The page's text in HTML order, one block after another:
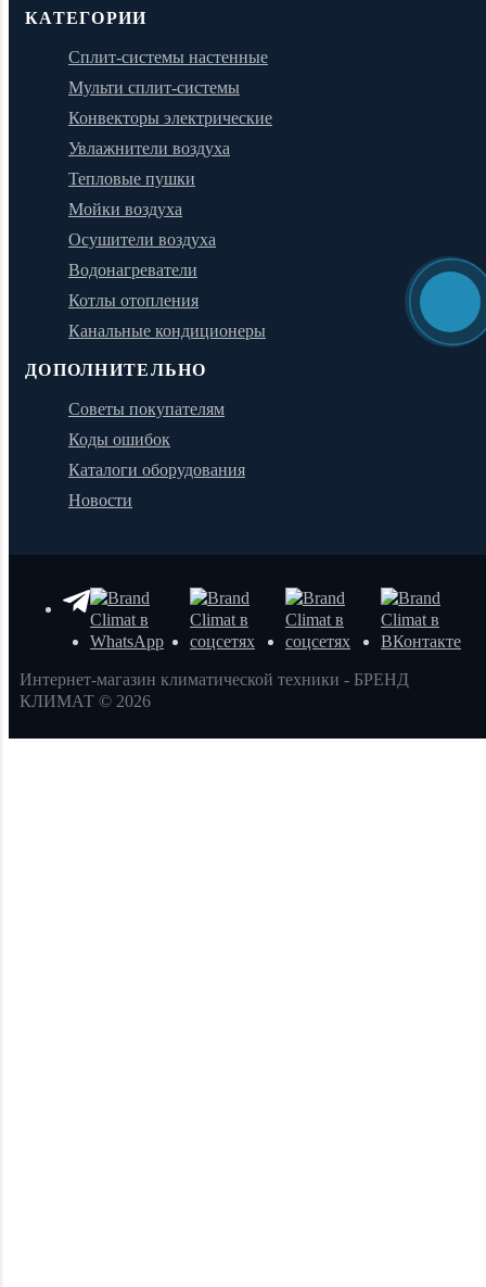
КАТЕГОРИИ
Сплит-системы настенные
Мульти сплит-системы
Конвекторы электрические
Увлажнители воздуха
Тепловые пушки
Мойки воздуха
Осушители воздуха
Водонагреватели
Котлы отопления
Канальные кондиционеры
ДОПОЛНИТЕЛЬНО
Советы покупателям
Коды ошибок
Каталоги оборудования
Новости
Интернет-магазин климатической техники - БРЕНД
КЛИМАТ © 2026